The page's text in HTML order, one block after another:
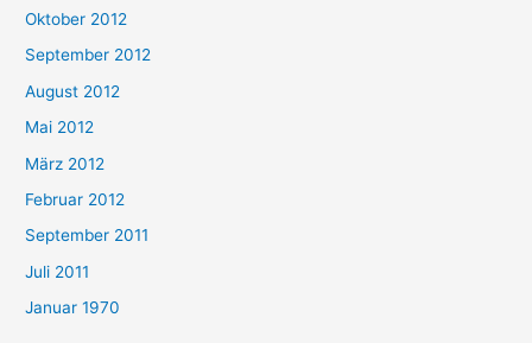
Oktober 2012
September 2012
August 2012
Mai 2012
März 2012
Februar 2012
September 2011
Juli 2011
Januar 1970